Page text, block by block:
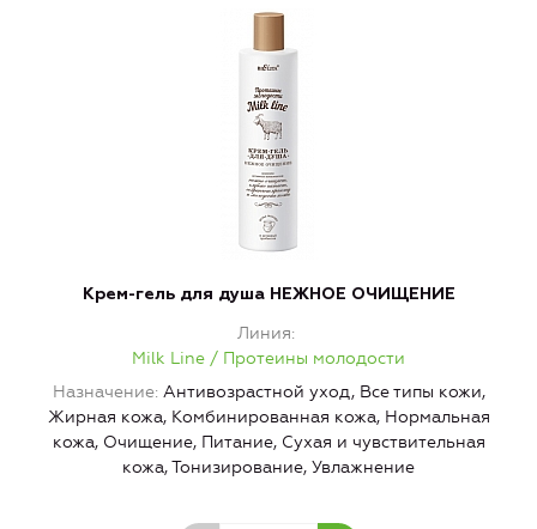
Крем-гель для душа НЕЖНОЕ ОЧИЩЕНИЕ
Линия
Milk Line / Протеины молодости
Назначение Антивозрастной уход, Все типы кожи,
Жирная кожа, Комбинированная кожа, Нормальная
кожа, Очищение, Питание, Сухая и чувствительная
кожа, Тонизирование, Увлажнение